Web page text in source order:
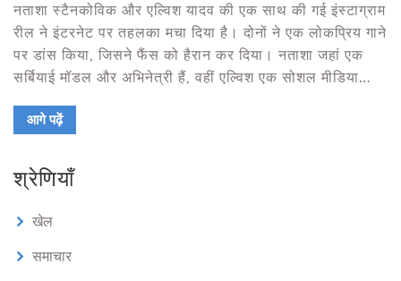
नताशा स्टैनकोविक और एल्विश यादव की एक साथ की गई इंस्टाग्राम
रील ने इंटरनेट पर तहलका मचा दिया है। दोनों ने एक लोकप्रिय गाने
पर डांस किया, जिसने फैंस को हैरान कर दिया। नताशा जहां एक
सर्बियाई मॉडल और अभिनेत्री हैं, वहीं एल्विश एक सोशल मीडिया
फैंस को उत्साहित किया है।
आगे पढ़ें
श्रेणियाँ
खेल
समाचार